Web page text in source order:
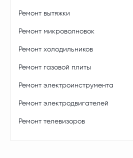
Ремонт вытяжки
Ремонт микроволновок
Ремонт холодильников
Ремонт газовой плиты
Ремонт электроинструмента
Ремонт электродвигателей
Ремонт телевизоров